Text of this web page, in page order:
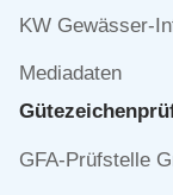
KW Gewässer-
Mediadaten
Navigation
GFA-Prüfstelle